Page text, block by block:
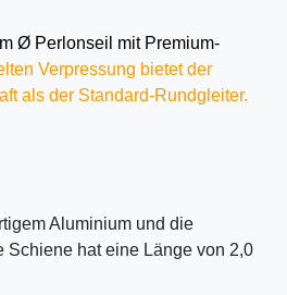
Ø Perlonseil mit Premium-
Verpressung bietet der
als der Standard-Rundgleiter.
Aluminium und die
Schiene hat eine Länge von 2,0